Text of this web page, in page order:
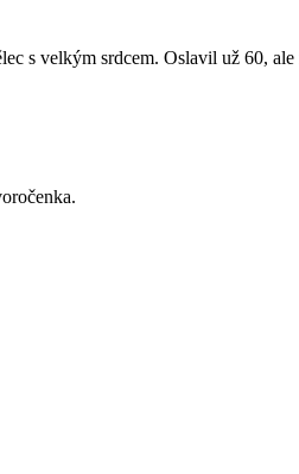
s velkým srdcem. Oslavil už 60,